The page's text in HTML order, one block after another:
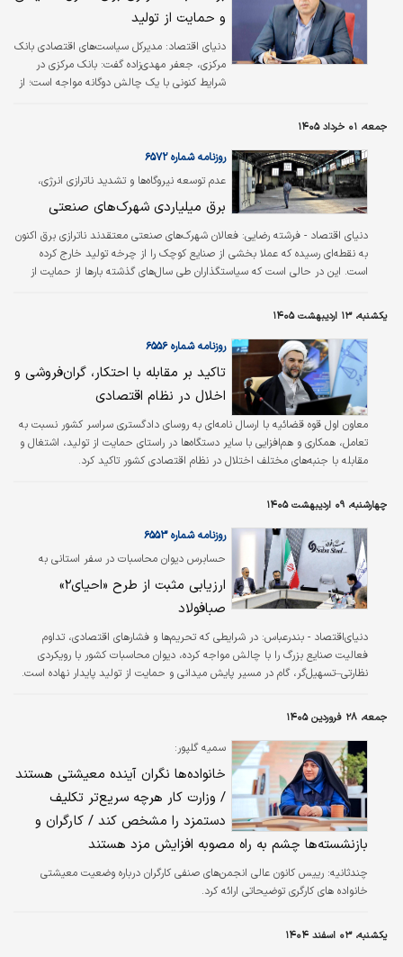
و حمایت از تولید
دنیای اقتصاد: مدیرکل سیاست‌های اقتصادی بانک
مرکزی، جعفر مهدی‌زاده گفت: بانک مرکزی در
شرایط کنونی با یک چالش دوگانه مواجه است؛ از
اقتصاد. مدیرکل سیاست‌های اقتصادی بانک
مرکزی افزود: در چنین شرایطی سیاستگذاری
اقتصادی در وضعیت رکود تورمی پیچیده‌تر از
شرایط عادی است و بانک مرکزی باید میان ضرورت
حمایت مالی از اقتصاد و جلوگیری از تشدید رشد
نقدینگی تعادل ایجاد کند.
جمعه، ۰۱ خرداد ۱۴۰۵
عدم توسعه نیروگاه‌ها و تشدید ناترازی انرژی،
داده است
روزنامه شماره ۶۵۷۲
برق میلیاردی شهرک‌های صنعتی
دنیای اقتصاد - فرشته رضایی: فعالان شهرک‌های صنعتی معتقدند ناترازی برق اکنون
به نقطه‌ای رسیده که عملا بخشی از صنایع کوچک را از چرخه تولید خارج کرده
است. این در حالی است که سیاستگذاران طی سال‌های گذشته بارها از حمایت از
بود مقطعی و محدود باشد، اکنون به گفته صنعتگران به برنامه‌ای دائمی تبدیل
شده؛ برنامه‌ای که نه ‌تنها ظرفیت تولید را کاهش داده، بلکه هزینه تامین انرژی،
نگهداری ماشین‌آلات و تامین مواد اولیه را هم به شکل بی‌سابقه‌ای افزایش داده
است.
یکشنبه، ۱۳ اردیبهشت ۱۴۰۵
روزنامه شماره ۶۵۵۶
تاکید بر مقابله با احتکار، گران‌فروشی و
اخلال در نظام اقتصادی
معاون اول قوه قضائیه با ارسال نامه‌ای به روسای دادگستری سراسر کشور نسبت به
تعامل، همکاری و هم‌افزایی با سایر دستگاه‌ها در راستای حمایت از تولید، اشتغال و
مقابله با جنبه‌های مختلف اختلال در نظام اقتصادی کشور تاکید کرد.
چهارشنبه، ۰۹ اردیبهشت ۱۴۰۵
حسابرس دیوان محاسبات در سفر استانی به
بندرعباس اعلام کرد
روزنامه شماره ۶۵۵۳
ارزیابی مثبت از طرح «احیای۲»
صبافولاد
دنیای‌اقتصاد - بندرعباس: در شرایطی که تحریم‌ها و فشارهای اقتصادی، تداوم
فعالیت صنایع بزرگ را با چالش مواجه کرده، دیوان محاسبات کشور با رویکردی
نظارتی–تسهیل‌گر، گام در مسیر پایش میدانی و حمایت از تولید پایدار نهاده است.
جمعه، ۲۸ فروردین ۱۴۰۵
سمیه گلپور:
خانواده‌ها نگران آینده معیشتی هستند
/ وزارت کار هرچه سریع‌تر تکلیف
دستمزد را مشخص کند / کارگران و
بازنشسته‌ها چشم به راه مصوبه افزایش مزد هستند
چندثانیه: رییس کانون عالی انجمن‌های صنفی کارگران درباره وضعیت معیشتی
خانواده های کارگری توضیحاتی ارائه کرد.
یکشنبه، ۰۳ اسفند ۱۴۰۴